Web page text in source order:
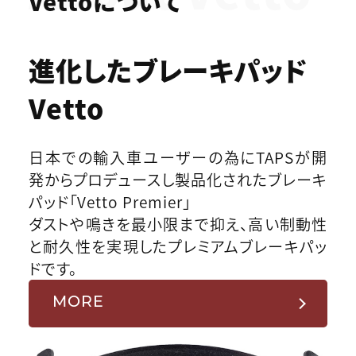
進化したブレーキパッド
Vetto
日本での輸入車ユーザーの為にTAPSが開
発からプロデュースし製品化されたブレーキ
パッド「Vetto Premier」
ダストや鳴きを最小限まで抑え、高い制動性
と耐久性を実現したプレミアムブレーキパッ
ドです。
MORE